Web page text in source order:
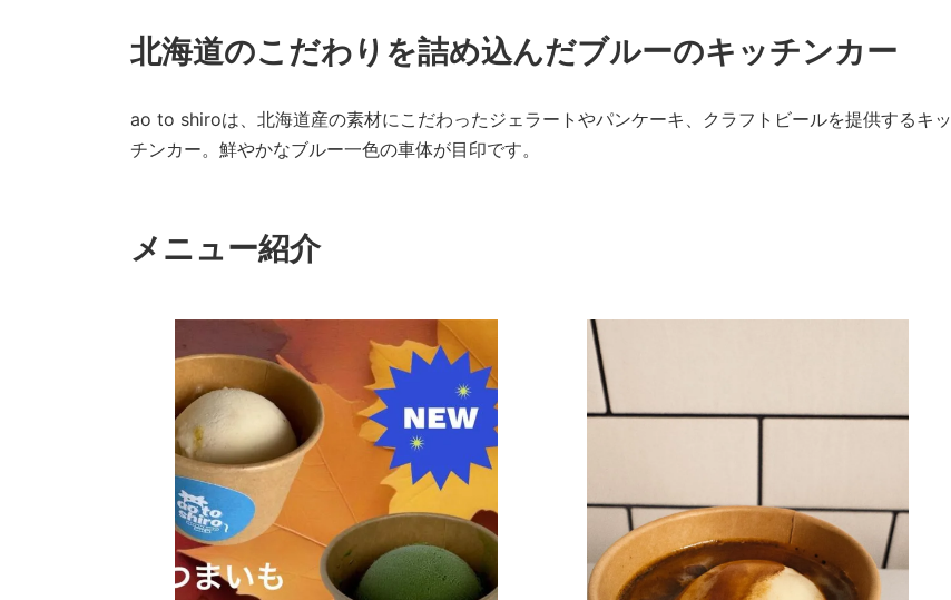
北海道のこだわりを詰め込んだブルーのキッチンカー
ao to shiroは、北海道産の素材にこだわったジェラートやパンケーキ、クラフトビールを提供するキッ
チンカー。鮮やかなブルー一色の車体が目印です。
メニュー紹介